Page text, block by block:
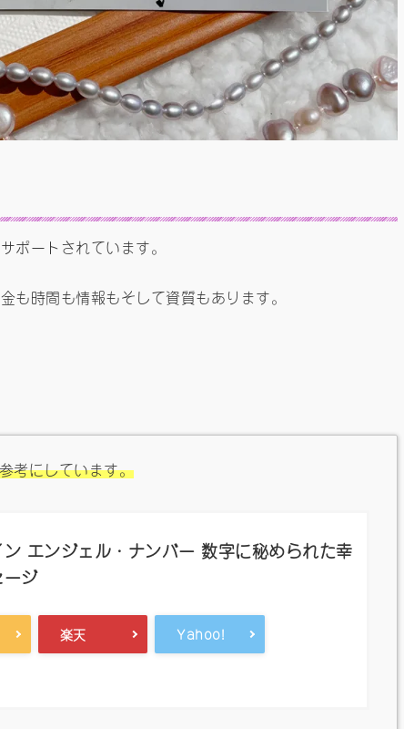
ポートされています。
も時間も情報もそして資質もあります。
考にしています。
エンジェル・ナンバー 数字に秘められた幸
ージ
楽天 Yahoo!